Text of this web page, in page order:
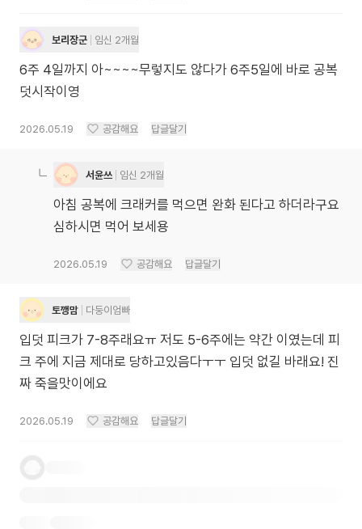
보리장군 임신 2개월
6주 4일까지 아~~~~무렇지도 않다가 6주5일에 바로 공복
덧시작이영
2026.05.19 공감해요 답글달기
서윤쓰 임신 2개월
아침 공복에 크래커를 먹으면 완화 된다고 하더라구요
심하시면 먹어 보세용
2026.05.19 공감해요 답글달기
토깽맘 다둥이엄빠
입덧 피크가 7-8주래요ㅠ 저도 5-6주에는 약간 이였는데 피
크 주에 지금 제대로 당하고있음다ㅜㅜ 입덧 없길 바래요! 진
짜 죽을맛이에요
2026.05.19 공감해요 답글달기